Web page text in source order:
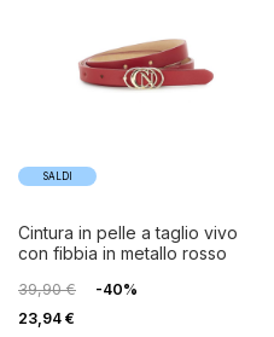
SALDI
cintura in pelle a taglio vivo
con fibbia in metallo rosso
39,90 €
-40%
23,94 €